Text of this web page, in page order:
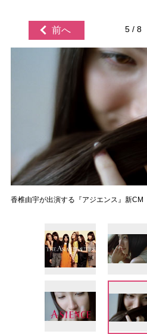
前へ 5 / 8
香椎由宇が出演する『アジエンス』新CM